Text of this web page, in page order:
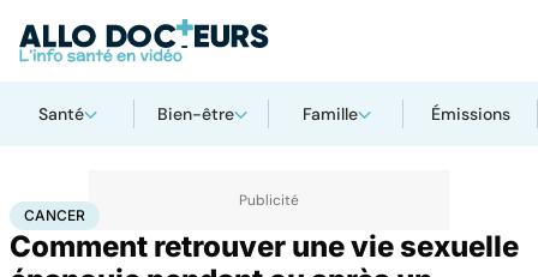
Santé Bien-être Famille Émissions
AccueilSanté Cancer
CANCER
Comment retrouver une vie sexuelle